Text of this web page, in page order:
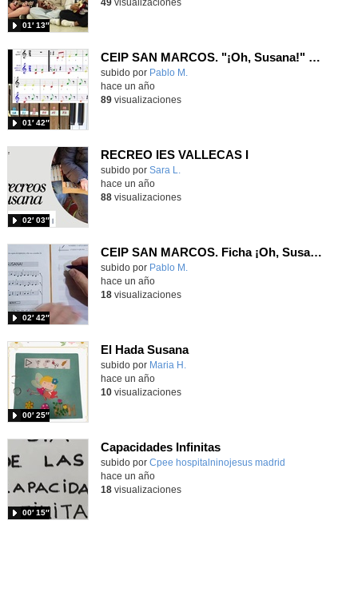
01′ 13″
49visualizaciones
CEIP SAN MARCOS. "¡Oh, Susana!" 5º curso. Melódica y láminas.
Contenido educativo.
subido por Pablo M.
01′ 42″
hace un año
89visualizaciones
RECREO IES VALLECAS I
Contenido educativo.
subido por Sara L.
02′ 03″
hace un año
88visualizaciones
CEIP SAN MARCOS. Ficha ¡Oh, Susana! 4º curso.
Contenido educativo.
subido por Pablo M.
02′ 42″
hace un año
18visualizaciones
El Hada Susana
Contenido educativo.
subido por Maria H.
00′ 25″
hace un año
10visualizaciones
Capacidades Infinitas
Contenido educativo.
subido por Cpee hospitalninojesus madrid
00′ 15″
hace un año
18visualizaciones